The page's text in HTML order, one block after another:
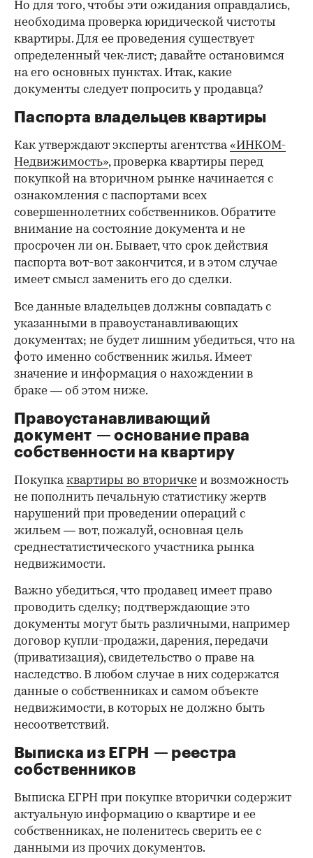
Но для того, чтобы эти ожидания оправдались,
необходима проверка юридической чистоты
квартиры. Для ее проведения существует
определенный чек-лист; давайте остановимся
на его основных пунктах. Итак, какие
документы следует попросить у продавца?
Паспорта владельцев квартиры
Как утверждают эксперты агентства«ИНКОМ-
Недвижимость», проверка квартиры перед
покупкой на вторичном рынке начинается с
ознакомления с паспортами всех
совершеннолетних собственников. Обратите
внимание на состояние документа и не
просрочен ли он. Бывает, что срок действия
паспорта вот-вот закончится, и в этом случае
имеет смысл заменить его до сделки.
00:00 / 00:00
Все данные владельцев должны совпадать с
указанными в правоустанавливающих
документах; не будет лишним убедиться, что на
фото именно собственник жилья. Имеет
значение и информация о нахождении в
браке — об этом ниже.
Правоустанавливающий
документ — основание права
собственности на квартиру
Покупкаквартиры во вторичке и возможность
не пополнить печальную статистику жертв
нарушений при проведении операций с
жильем — вот, пожалуй, основная цель
среднестатистического участника рынка
недвижимости.
Важно убедиться, что продавец имеет право
проводить сделку; подтверждающие это
документы могут быть различными, например
договор купли-продажи, дарения, передачи
(приватизация), свидетельство о праве на
наследство. В любом случае в них содержатся
данные о собственниках и самом объекте
недвижимости, в которых не должно быть
несоответствий.
Выписка из ЕГРН — реестра
собственников
Выписка ЕГРН при покупке вторички содержит
актуальную информацию о квартире и ее
собственниках, не поленитесь сверить ее с
данными из прочих документов.